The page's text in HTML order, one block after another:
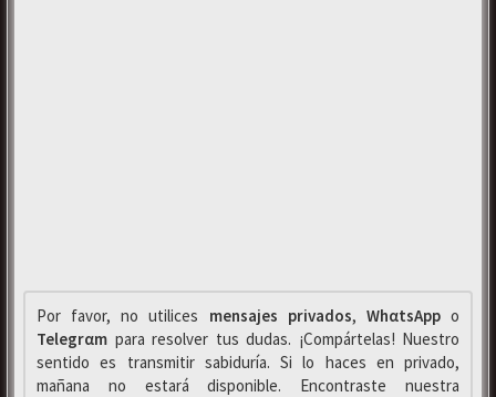
Por favor, no utilices mensajes privados, WhαtsAppo
Telegrαm para resolver tus dudas. ¡Compártelas! Nuestro
sentido es transmitir sabiduría. Si lo haces en privado,
mañana no estará disponible. Encontraste nuestra